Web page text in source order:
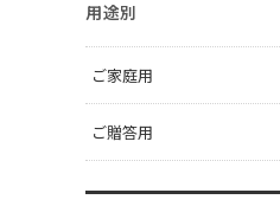
用途別
ご家庭用
ご贈答用